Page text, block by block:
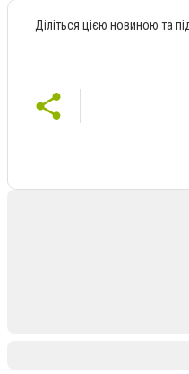
Діліться цією новиною та